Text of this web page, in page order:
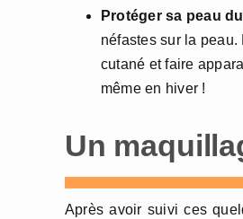
Protéger sa peau
néfastes sur la
cutané et faire
même en hiver !
Un
Après avoir suivi ces